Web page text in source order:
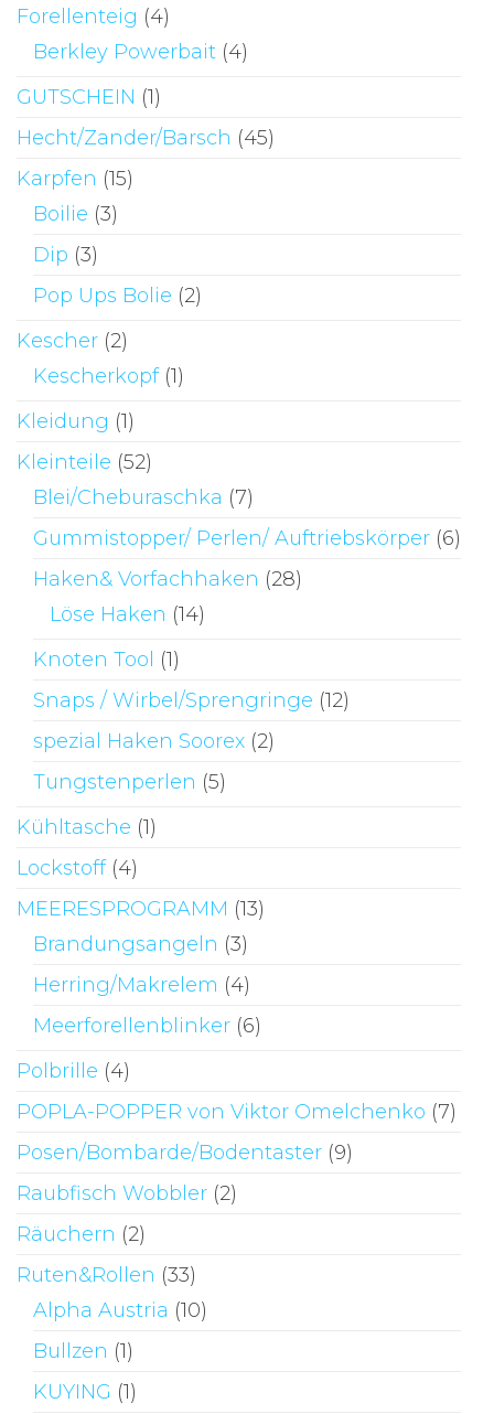
Forellenteig (4)
Berkley Powerbait (4)
GUTSCHEIN (1)
Hecht/Zander/Barsch (45)
Karpfen (15)
Boilie (3)
Dip (3)
Pop Ups Bolie (2)
Kescher (2)
Kescherkopf (1)
Kleidung (1)
Kleinteile (52)
Blei/Cheburaschka (7)
Gummistopper/ Perlen/ Auftriebskörper (6)
Haken& Vorfachhaken (28)
Löse Haken (14)
Knoten Tool (1)
Snaps / Wirbel/Sprengringe (12)
spezial Haken Soorex (2)
Tungstenperlen (5)
Kühltasche (1)
Lockstoff (4)
MEERESPROGRAMM (13)
Brandungsangeln (3)
Herring/Makrelem (4)
Meerforellenblinker (6)
Polbrille (4)
POPLA-POPPER von Viktor Omelchenko (7)
Posen/Bombarde/Bodentaster (9)
Raubfisch Wobbler (2)
Räuchern (2)
Ruten&Rollen (33)
Alpha Austria (10)
Bullzen (1)
KUYING (1)